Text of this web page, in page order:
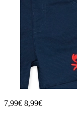
7,99€ 8,99€